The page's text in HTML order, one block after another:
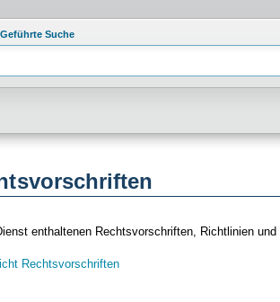
Geführte Suche
enthaltenen Rechtsvorschriften, Richtlinien und
Rechtsvorschriften